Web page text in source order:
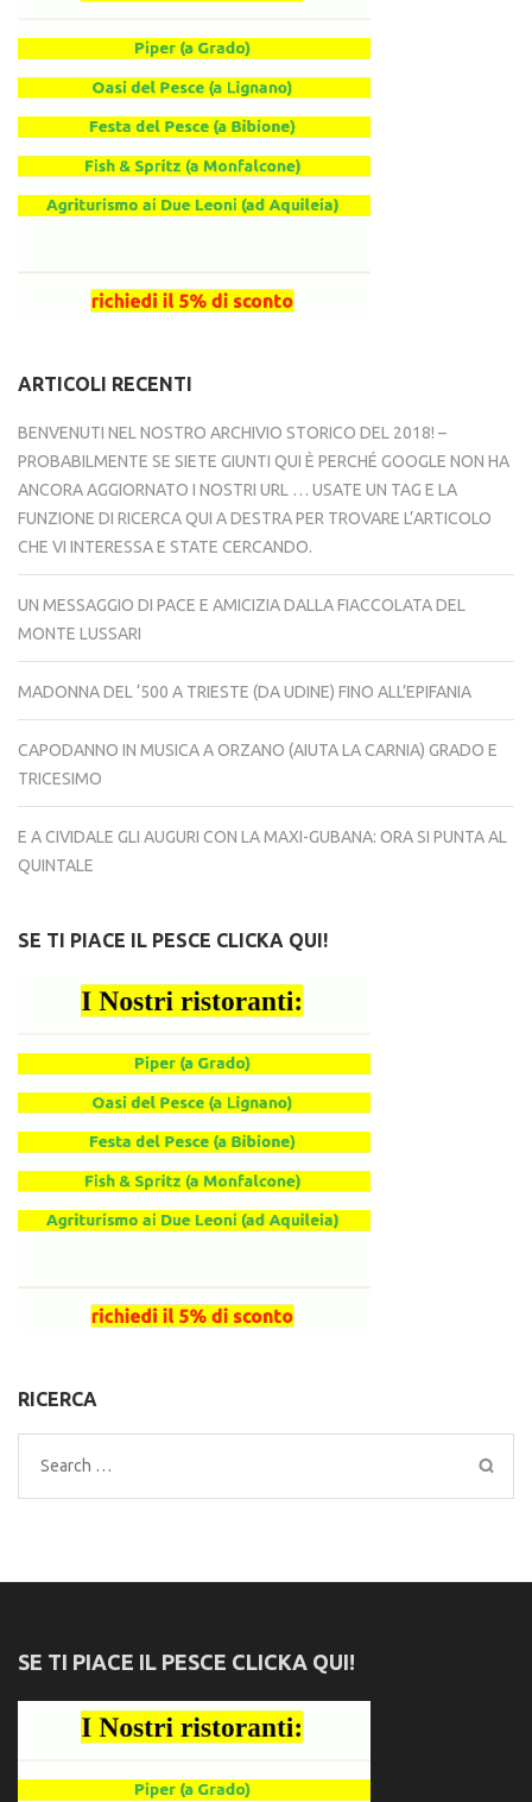
ARTICOLI RECENTI
BENVENUTI NEL NOSTRO ARCHIVIO STORICO DEL 2018! –
PROBABILMENTE SE SIETE GIUNTI QUI È PERCHÉ GOOGLE NON HA
ANCORA AGGIORNATO I NOSTRI URL … USATE UN TAG E LA
FUNZIONE DI RICERCA QUI A DESTRA PER TROVARE L’ARTICOLO
CHE VI INTERESSA E STATE CERCANDO.
UN MESSAGGIO DI PACE E AMICIZIA DALLA FIACCOLATA DEL
MONTE LUSSARI
MADONNA DEL ‘500 A TRIESTE (DA UDINE) FINO ALL’EPIFANIA
CAPODANNO IN MUSICA A ORZANO (AIUTA LA CARNIA) GRADO E
TRICESIMO
E A CIVIDALE GLI AUGURI CON LA MAXI-GUBANA: ORA SI PUNTA AL
QUINTALE
SE TI PIACE IL PESCE CLICKA QUI!
RICERCA
Search
for:
SE TI PIACE IL PESCE CLICKA QUI!